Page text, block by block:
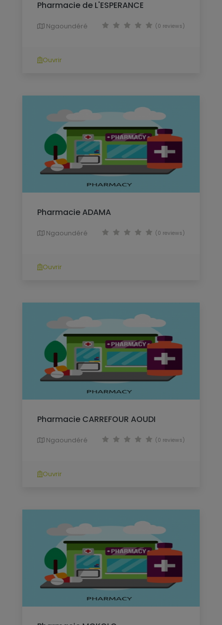
Pharmacie de L'ESPERANCE
Ngaoundéré (0 reviews)
Ouvrir
Pharmacie ADAMA
Ngaoundéré (0 reviews)
Ouvrir
Pharmacie CARREFOUR AOUDI
Ngaoundéré (0 reviews)
Ouvrir